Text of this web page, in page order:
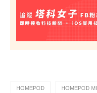
HOMEPOD HOMEPOD